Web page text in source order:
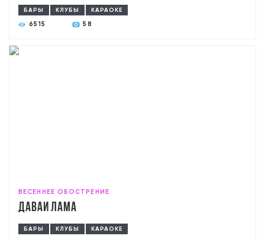
БАРЫ КЛУБЫ КАРАОКЕ
6515 58
ВЕСЕННЕЕ ОБОСТРЕНИЕ
Давай лама
БАРЫ КЛУБЫ КАРАОКЕ